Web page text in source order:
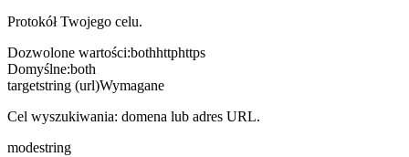
Protokół Twojego celu.
Dozwolone wartości:bothhttphttps
Domyślne:both
targetstring (url)Wymagane
Cel wyszukiwania: domena lub adres URL.
modestring